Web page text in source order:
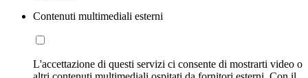
Contenuti multimediali esterni
L'accettazione di questi servizi ci consente di mostrarti video o